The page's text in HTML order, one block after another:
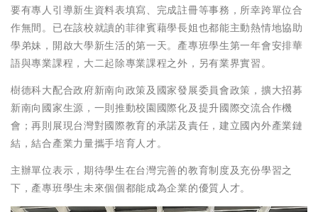
要有專人引導新生資料表填寫、完成註冊等事務，所幸跨單位合
作無間。已在該校就讀的菲律賓藉學長姐也都能主動熱情地協助
學弟妹，開啟大學新生活的第一天。產專班學生第一年會安排華
語與專業課程，大二起除專業課程之外，另有業界實習。
樹德科大配合政府新南向政策及國家發展委員會政策，擴大招募
新南向國家生源，一則推動校園國際化及提升國際交流合作機
會；再則展現台灣對國際教育的承諾及責任，建立國內外產業鏈
結，結合產業力量攜手培育人才。
主辦單位表示，期待學生在台灣完善的教育制度及充份學習之
下，產專班學生未來個個都能成為企業的優質人才。